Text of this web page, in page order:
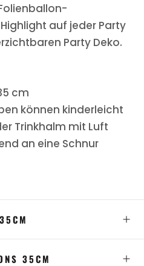
auf jeder Party
Party Deko.
cm
können kinderleicht
Trinkhalm mit Luft
an eine Schnur
35CM